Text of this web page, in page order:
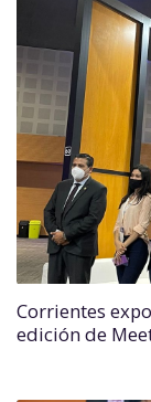
Corrientes
edición de